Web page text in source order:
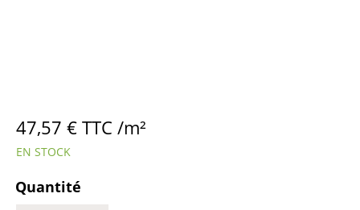
47,57 € TTC /m²
EN STOCK
Quantité